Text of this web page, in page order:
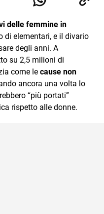
unici, cultura e lifestyle,
delle femmine in
di elementari, e il divario
degli anni. A
su 2,5 milioni di
come le cause non
ancora una volta lo
“più portati”
rispetto alle donne.